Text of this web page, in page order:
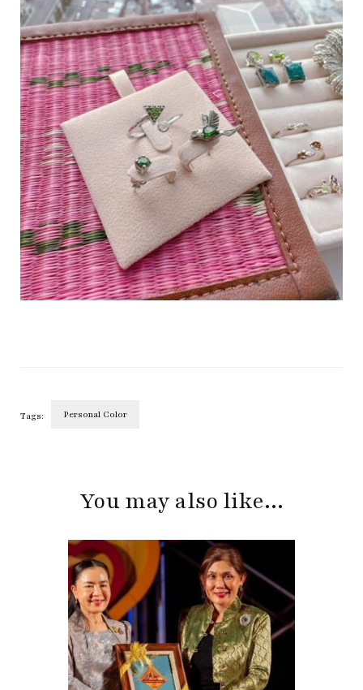
Tags: Personal Color
You may also like...